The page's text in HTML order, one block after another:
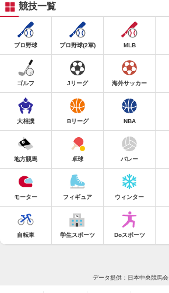
競技一覧
プロ野球 プロ野球(2軍) MLB
ゴルフ Jリーグ 海外サッカー
大相撲 Bリーグ NBA
地方競馬 卓球 バレー
モーター フィギュア ウィンター
自転車 学生スポーツ Doスポーツ
データ提供：日本中央競馬会